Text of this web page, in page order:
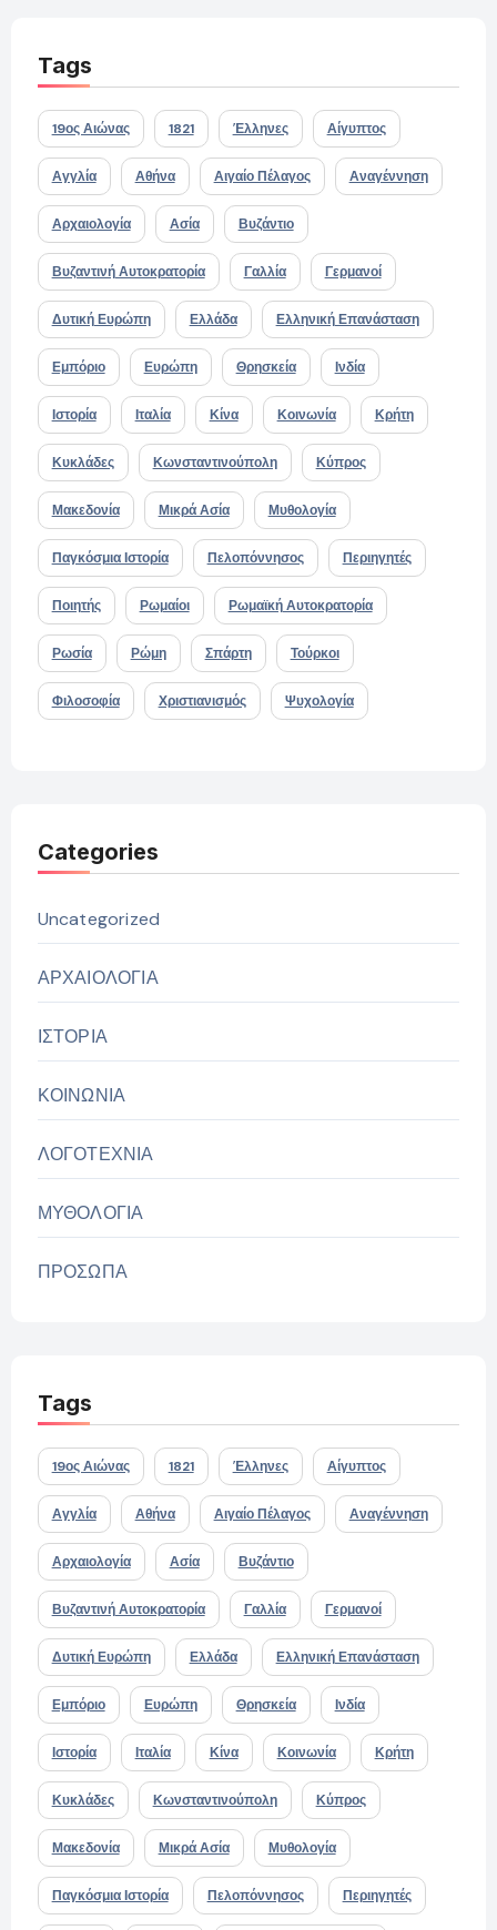
Tags
19ος Αιώνας 1821 Έλληνες Αίγυπτος
Αγγλία Αθήνα Αιγαίο Πέλαγος Αναγέννηση
Αρχαιολογία Ασία Βυζάντιο
Βυζαντινή Αυτοκρατορία Γαλλία Γερμανοί
Δυτική Ευρώπη Ελλάδα Ελληνική Επανάσταση
Εμπόριο Ευρώπη Θρησκεία Ινδία
Ιστορία Ιταλία Κίνα Κοινωνία Κρήτη
Κυκλάδες Κωνσταντινούπολη Κύπρος
Μακεδονία Μικρά Ασία Μυθολογία
Παγκόσμια Ιστορία Πελοπόννησος Περιηγητές
Ποιητής Ρωμαίοι Ρωμαϊκή Αυτοκρατορία
Ρωσία Ρώμη Σπάρτη Τούρκοι
Φιλοσοφία Χριστιανισμός Ψυχολογία
Categories
Uncategorized
ΑΡΧΑΙΟΛΟΓΙΑ
ΙΣΤΟΡΙΑ
ΚΟΙΝΩΝΙΑ
ΛΟΓΟΤΕΧΝΙΑ
ΜΥΘΟΛΟΓΙΑ
ΠΡΟΣΩΠΑ
Tags
19ος Αιώνας 1821 Έλληνες Αίγυπτος
Αγγλία Αθήνα Αιγαίο Πέλαγος Αναγέννηση
Αρχαιολογία Ασία Βυζάντιο
Βυζαντινή Αυτοκρατορία Γαλλία Γερμανοί
Δυτική Ευρώπη Ελλάδα Ελληνική Επανάσταση
Εμπόριο Ευρώπη Θρησκεία Ινδία
Ιστορία Ιταλία Κίνα Κοινωνία Κρήτη
Κυκλάδες Κωνσταντινούπολη Κύπρος
Μακεδονία Μικρά Ασία Μυθολογία
Παγκόσμια Ιστορία Πελοπόννησος Περιηγητές